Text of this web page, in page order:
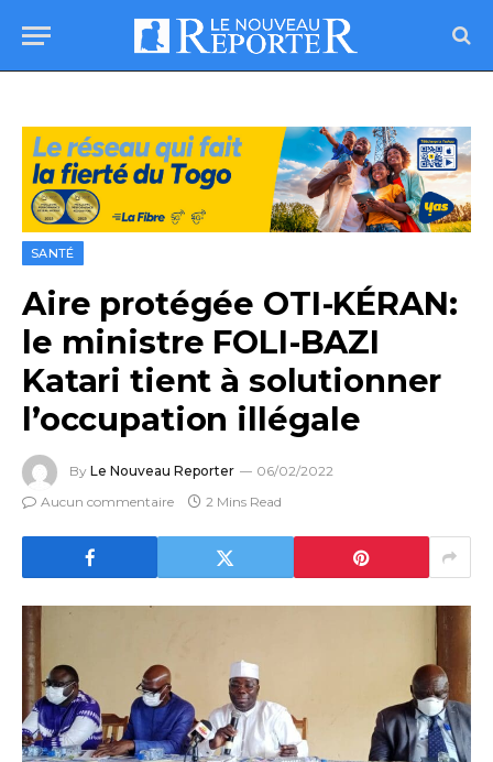
SANTÉ
Aire protégée OTI-KÉRAN:
le ministre FOLI-BAZI
Katari tient à solutionner
l’occupation illégale
By Le Nouveau Reporter
06/02/2022
Aucun commentaire
2 Mins Read